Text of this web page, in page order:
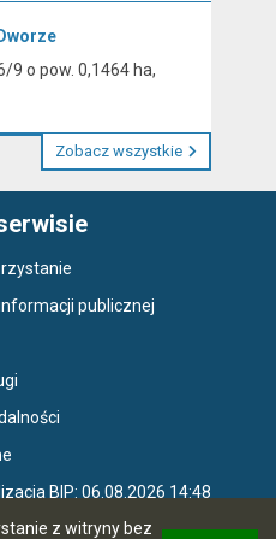
z witryny bez
o pow. 0,1464 ha,
Zobacz wszystkie
publicznej
BIP: 06.08.2026 14:48